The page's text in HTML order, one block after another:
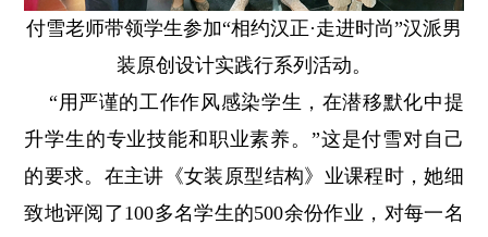
付雪老师带领学生参加“相约汉正·走进时尚”汉派男
装原创设计实践行系列活动。
“用严谨的工作作风感染学生，在潜移默化中提
升学生的专业技能和职业素养。”这是付雪对自己
的要求。在主讲《女装原型结构》业课程时，她细
致地评阅了100多名学生的500余份作业，对每一名